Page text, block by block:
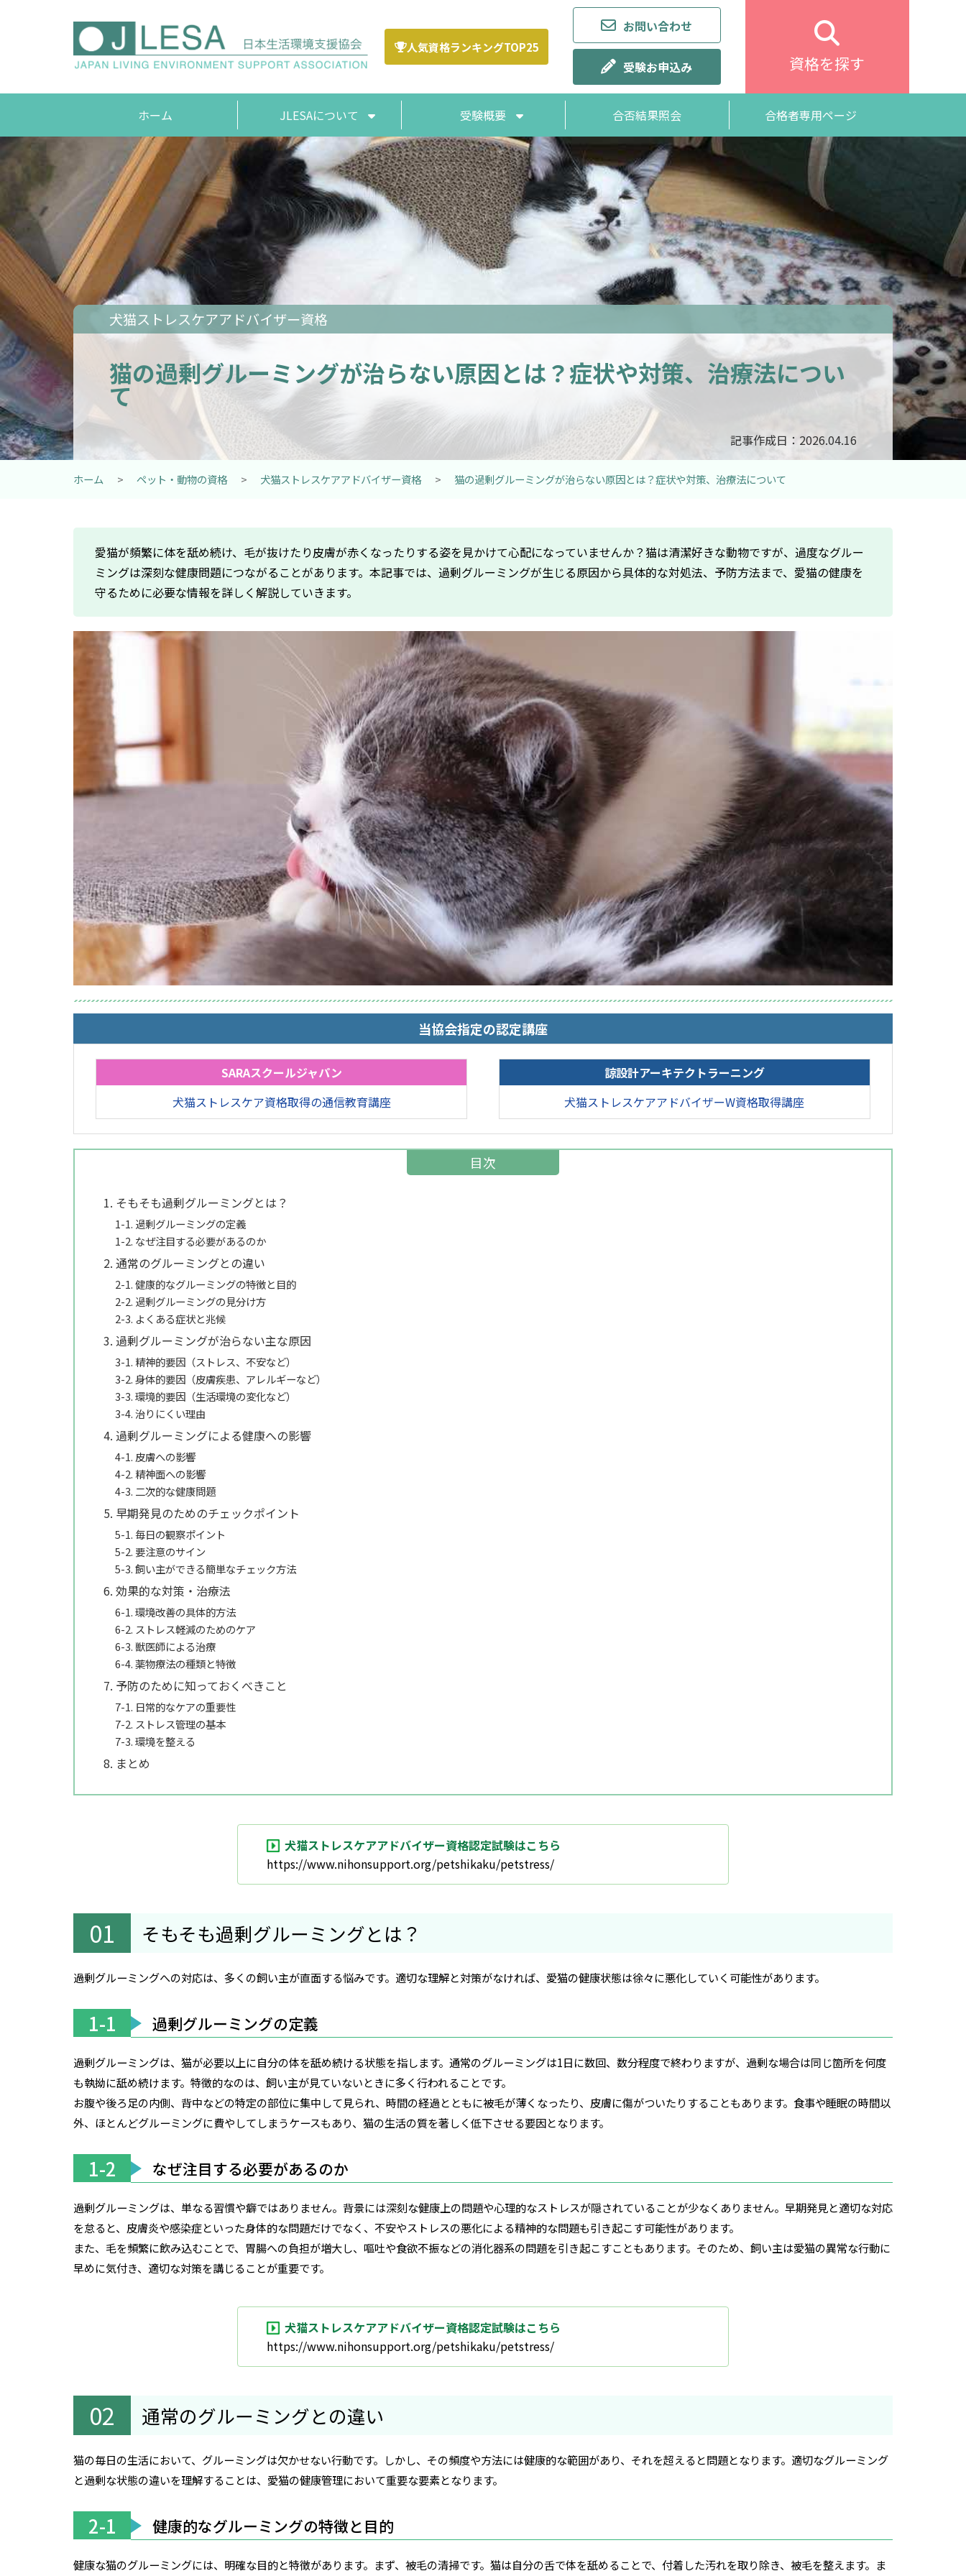
人気資格ランキングTOP25
お問い合わせ
受験お申込み 資格を探す
ホーム JLESAについて
JLESA論文集
編集者ポリシー
受験概要
受験申し込み方法
お支払い方法
合否結果照会 合格者専用ページ
犬猫ストレスケアアドバイザー資格
猫の過剰グルーミングが治らない原因とは？症状や対策、治療法につい
て
記事作成日：2026.04.16
ホーム > ペット・動物の資格 > 犬猫ストレスケアアドバイザー資格 > 猫の過剰グルーミングが治らない原因とは？症状や対策、治療法について
愛猫が頻繁に体を舐め続け、毛が抜けたり皮膚が赤くなったりする姿を見かけて心配になっていませんか？猫は清潔好きな動物ですが、過度なグルー
ミングは深刻な健康問題につながることがあります。本記事では、過剰グルーミングが生じる原因から具体的な対処法、予防方法まで、愛猫の健康を
守るために必要な情報を詳しく解説していきます。
当協会指定の認定講座
SARAスクールジャパン
犬猫ストレスケア資格取得の通信教育講座
諒設計アーキテクトラーニング
犬猫ストレスケアアドバイザーW資格取得講座
目次
1. そもそも過剰グルーミングとは？
1-1. 過剰グルーミングの定義
1-2. なぜ注目する必要があるのか
2. 通常のグルーミングとの違い
2-1. 健康的なグルーミングの特徴と目的
2-2. 過剰グルーミングの見分け方
2-3. よくある症状と兆候
3. 過剰グルーミングが治らない主な原因
3-1. 精神的要因（ストレス、不安など）
3-2. 身体的要因（皮膚疾患、アレルギーなど）
3-3. 環境的要因（生活環境の変化など）
3-4. 治りにくい理由
4. 過剰グルーミングによる健康への影響
4-1. 皮膚への影響
4-2. 精神面への影響
4-3. 二次的な健康問題
5. 早期発見のためのチェックポイント
5-1. 毎日の観察ポイント
5-2. 要注意のサイン
5-3. 飼い主ができる簡単なチェック方法
6. 効果的な対策・治療法
6-1. 環境改善の具体的方法
6-2. ストレス軽減のためのケア
6-3. 獣医師による治療
6-4. 薬物療法の種類と特徴
7. 予防のために知っておくべきこと
7-1. 日常的なケアの重要性
7-2. ストレス管理の基本
7-3. 環境を整える
8. まとめ
犬猫ストレスケアアドバイザー資格認定試験はこちら
https://www.nihonsupport.org/petshikaku/petstress/
そもそも過剰グルーミングとは？
過剰グルーミングへの対応は、多くの飼い主が直面する悩みです。適切な理解と対策がなければ、愛猫の健康状態は徐々に悪化していく可能性があります。
1-1 過剰グルーミングの定義
過剰グルーミングは、猫が必要以上に自分の体を舐め続ける状態を指します。通常のグルーミングは1日に数回、数分程度で終わりますが、過剰な場合は同じ箇所を何度
も執拗に舐め続けます。特徴的なのは、飼い主が見ていないときに多く行われることです。
お腹や後ろ足の内側、背中などの特定の部位に集中して見られ、時間の経過とともに被毛が薄くなったり、皮膚に傷がついたりすることもあります。食事や睡眠の時間以
外、ほとんどグルーミングに費やしてしまうケースもあり、猫の生活の質を著しく低下させる要因となります。
1-2 なぜ注目する必要があるのか
過剰グルーミングは、単なる習慣や癖ではありません。背景には深刻な健康上の問題や心理的なストレスが隠されていることが少なくありません。早期発見と適切な対応
を怠ると、皮膚炎や感染症といった身体的な問題だけでなく、不安やストレスの悪化による精神的な問題も引き起こす可能性があります。
また、毛を頻繁に飲み込むことで、胃腸への負担が増大し、嘔吐や食欲不振などの消化器系の問題を引き起こすこともあります。そのため、飼い主は愛猫の異常な行動に
早めに気付き、適切な対策を講じることが重要です。
犬猫ストレスケアアドバイザー資格認定試験はこちら
https://www.nihonsupport.org/petshikaku/petstress/
通常のグルーミングとの違い
猫の毎日の生活において、グルーミングは欠かせない行動です。しかし、その頻度や方法には健康的な範囲があり、それを超えると問題となります。適切なグルーミング
と過剰な状態の違いを理解することは、愛猫の健康管理において重要な要素となります。
2-1 健康的なグルーミングの特徴と目的
健康な猫のグルーミングには、明確な目的と特徴があります。まず、被毛の清掃です。猫は自分の舌で体を舐めることで、付着した汚れを取り除き、被毛を整えます。ま